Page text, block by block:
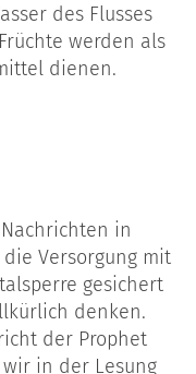
des Flusses
werden als
dienen.
in
Versorgung mit
gesichert
denken.
der Prophet
wir in der Lesung